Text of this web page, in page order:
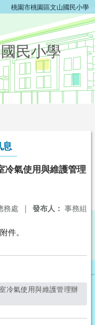
桃園市桃園區文山國民小學
民小學
息
冷氣使用與維護管理
發布人： 事務組
務處 |
件。
開新視窗